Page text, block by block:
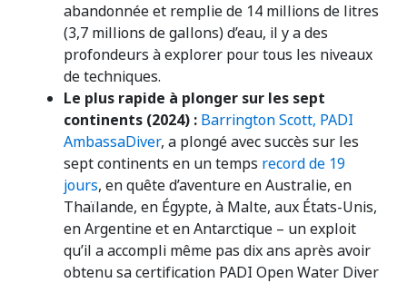
abandonnée et remplie de 14 millions de litres
(3,7 millions de gallons) d’eau, il y a des
profondeurs à explorer pour tous les niveaux
de techniques.
Le plus rapide à plonger sur les sept
continents (2024) : Barrington Scott, PADI
AmbassaDiver, a plongé avec succès sur les
sept continents en un temps record de 19
jours, en quête d’aventure en Australie, en
Thaïlande, en Égypte, à Malte, aux États-Unis,
en Argentine et en Antarctique – un exploit
qu’il a accompli même pas dix ans après avoir
obtenu sa certification PADI Open Water Diver